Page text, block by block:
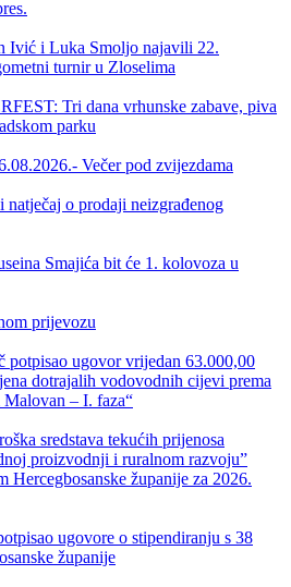
Ivić i Luka Smoljo najavili 22.
turnir u Zloselima
Tri dana vrhunske zabave, piva
parku
Večer pod zvijezdama
natječaj o prodaji neizgrađenog
Smajića bit će 1. kolovoza u
prijevozu
potpisao ugovor vrijedan 63.000,00
dotrajalih vodovodnih cijevi prema
– I. faza“
sredstava tekućih prijenosa
proizvodnji i ruralnom razvoju”
Hercegbosanske županije za 2026.
ugovore o stipendiranju s 38
županije